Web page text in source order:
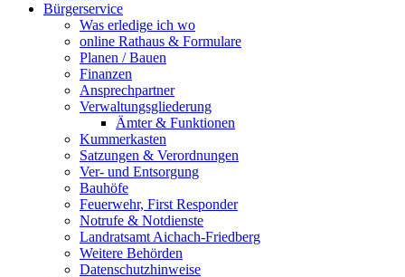
Bürgerservice
Was erledige ich wo
online Rathaus & Formulare
Planen / Bauen
Finanzen
Ansprechpartner
Verwaltungsgliederung
Ämter & Funktionen
Kummerkasten
Satzungen & Verordnungen
Ver- und Entsorgung
Bauhöfe
Feuerwehr, First Responder
Notrufe & Notdienste
Landratsamt Aichach-Friedberg
Weitere Behörden
Datenschutzhinweise